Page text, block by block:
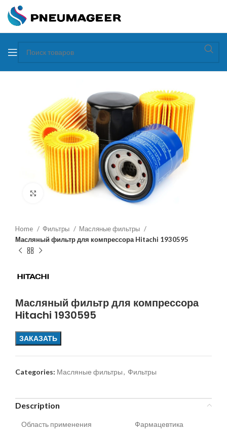
Увеличить
Home Фильтры
Масляные фильтры
Масляный фильтр для компрессора Hitachi 1930595
Масляный фильтр для компрессора
Hitachi 1930595
ЗАКАЗАТЬ
Categories: Масляные фильтры, Фильтры
Description
Область применения Фармацевтика